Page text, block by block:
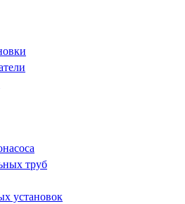
труб
установок